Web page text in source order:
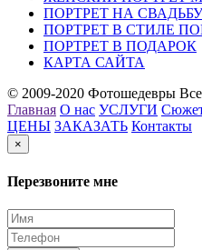
ПОРТРЕТ НА СВАДЬБУ
ПОРТРЕТ В СТИЛЕ
ПОРТРЕТ В ПОДАРОК
КАРТА САЙТА
© 2009-2020 Фотошедевры
Главная О нас УСЛУГИ
ЦЕНЫ ЗАКАЗАТЬ Контакты
×
Перезвоните мне